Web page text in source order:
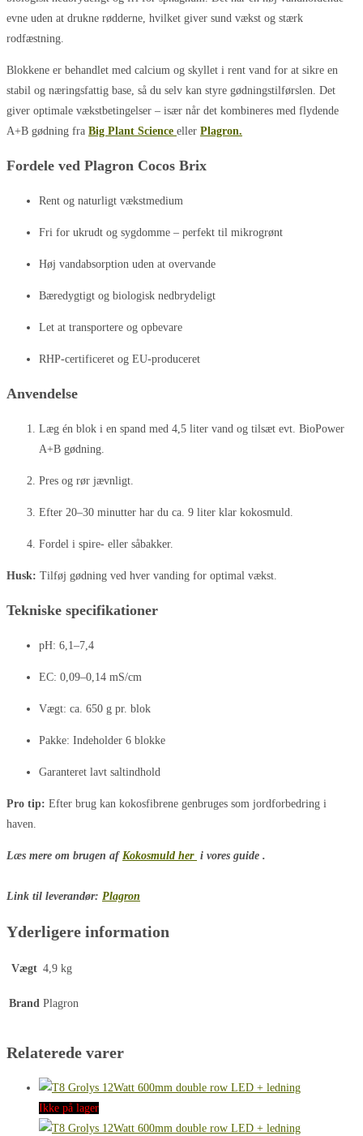
evne uden at drukne rødderne, hvilket giver sund vækst og stærk
rodfæstning.
Blokkene er behandlet med calcium og skyllet i rent vand for at sikre en
stabil og næringsfattig base, så du selv kan styre gødningstilførslen. Det
giver optimale vækstbetingelser – især når det kombineres med flydende
A+B gødning fra Big Plant Science eller Plagron.
Fordele ved Plagron Cocos Brix
Rent og naturligt vækstmedium
Fri for ukrudt og sygdomme – perfekt til mikrogrønt
Høj vandabsorption uden at overvande
Bæredygtigt og biologisk nedbrydeligt
Let at transportere og opbevare
RHP-certificeret og EU-produceret
Anvendelse
Læg én blok i en spand med 4,5 liter vand og tilsæt evt. BioPower
A+B gødning.
Pres og rør jævnligt.
Efter 20–30 minutter har du ca. 9 liter klar kokosmuld.
Fordel i spire- eller såbakker.
Husk: Tilføj gødning ved hver vanding for optimal vækst.
Tekniske specifikationer
pH: 6,1–7,4
EC: 0,09–0,14 mS/cm
Vægt: ca. 650 g pr. blok
Pakke: Indeholder 6 blokke
Garanteret lavt saltindhold
Pro tip: Efter brug kan kokosfibrene genbruges som jordforbedring i
haven.
Læs mere om brugen af Kokosmuld her i vores guide .
Link til leverandør: Plagron
Yderligere information
Vægt 4,9 kg
Brand Plagron
Relaterede varer
Ikke på lager